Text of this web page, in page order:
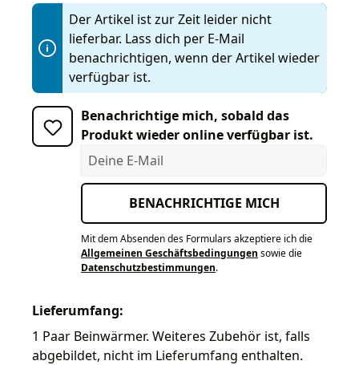
Der Artikel ist zur Zeit leider nicht
lieferbar. Lass dich per E-Mail
benachrichtigen, wenn der Artikel wieder
verfügbar ist.
Benachrichtige mich, sobald das
Produkt wieder online verfügbar ist.
Deine E-Mail
BENACHRICHTIGE MICH
Mit dem Absenden des Formulars akzeptiere ich die
Allgemeinen Geschäftsbedingungen sowie die
Datenschutzbestimmungen.
Lieferumfang:
1 Paar Beinwärmer. Weiteres Zubehör ist, falls
abgebildet, nicht im Lieferumfang enthalten.